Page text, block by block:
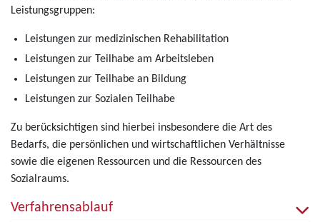
Leistungsgruppen:
Leistungen zur medizinischen Rehabilitation
Leistungen zur Teilhabe am Arbeitsleben
Leistungen zur Teilhabe an Bildung
Leistungen zur Sozialen Teilhabe
Zu berücksichtigen sind hierbei insbesondere die Art des
Bedarfs, die persönlichen und wirtschaftlichen Verhältnisse
sowie die eigenen Ressourcen und die Ressourcen des
Sozialraums.
Verfahrensablauf